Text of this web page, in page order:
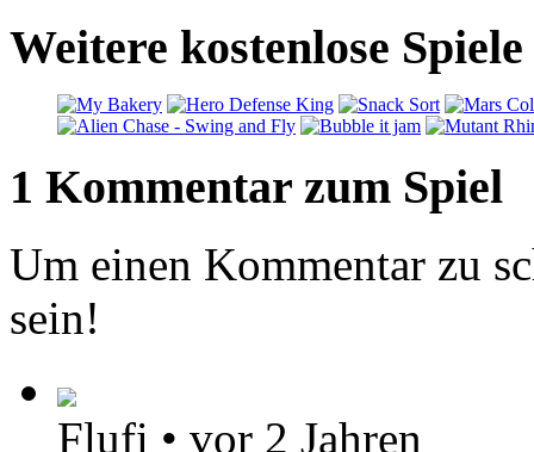
Weitere kostenlose
1 Kommentar zum Spiel
Um einen Kommentar zu
sein!
Flufi • vor 2 Jahren